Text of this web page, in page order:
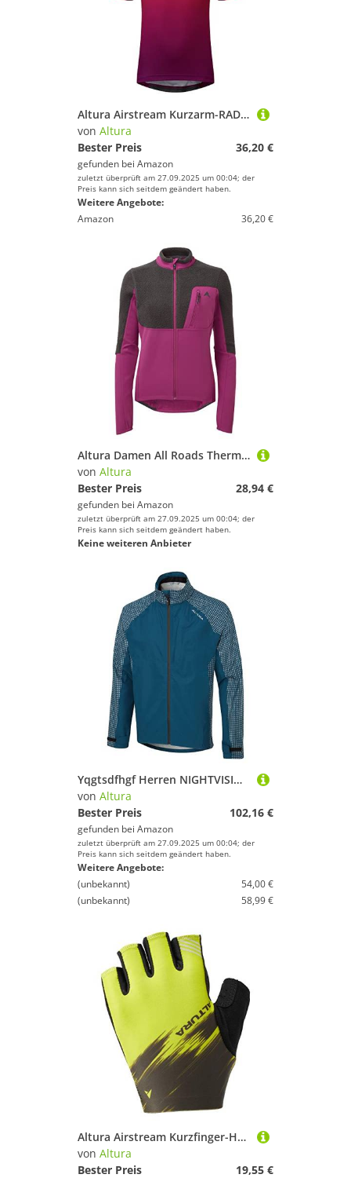
Altura Airstream Kurzarm-RADTRIKOT Kinder Trikot SS, Rosa, 11-12 Years
von Altura
Bester Preis
36,20 €
gefunden bei Amazon
zuletzt überprüft am 27.09.2025 um 00:04; der
Preis kann sich seitdem geändert haben.
Weitere Angebote:
Amazon
36,20 €
Altura Damen All Roads Thermo-Fleece, wasserabweisend, Dunkelrosa, Größe 40
von Altura
Bester Preis
28,94 €
gefunden bei Amazon
zuletzt überprüft am 27.09.2025 um 00:04; der
Preis kann sich seitdem geändert haben.
Keine weiteren Anbieter
Yqgtsdfhgf Herren NIGHTVISION Storm wasserdichte RADJACKE Jacke, Schwarz, 3XL
von Altura
Bester Preis
102,16 €
gefunden bei Amazon
zuletzt überprüft am 27.09.2025 um 00:04; der
Preis kann sich seitdem geändert haben.
Weitere Angebote:
(unbekannt)
54,00 €
(unbekannt)
58,99 €
Altura Airstream Kurzfinger-Handschuhe - Limette/Olive
von Altura
Bester Preis
19,55 €